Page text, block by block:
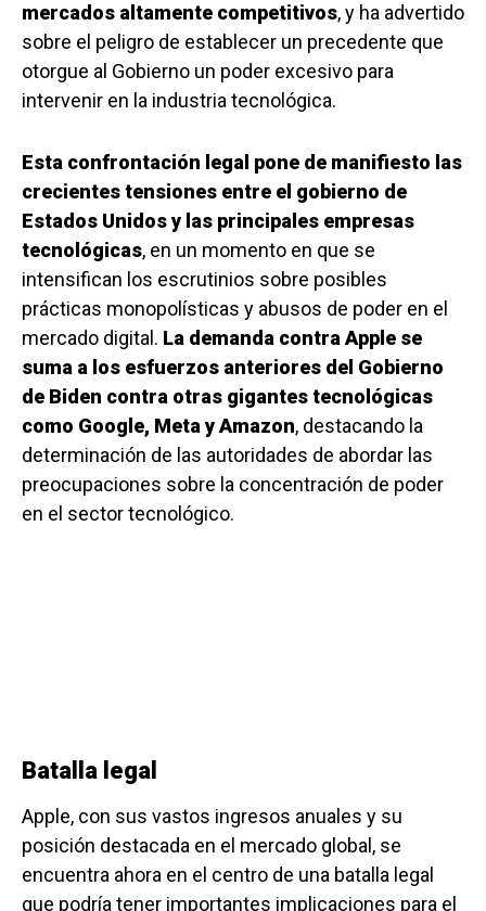
mercados altamente competitivos, y ha advertido
sobre el peligro de establecer un precedente que
otorgue al Gobierno un poder excesivo para
intervenir en la industria tecnológica.
Esta confrontación legal pone de manifiesto las
crecientes tensiones entre el gobierno de
Estados Unidos y las principales empresas
tecnológicas, en un momento en que se
intensifican los escrutinios sobre posibles
prácticas monopolísticas y abusos de poder en el
mercado digital. La demanda contra Apple se
suma a los esfuerzos anteriores del Gobierno
de Biden contra otras gigantes tecnológicas
como Google, Meta y Amazon, destacando la
determinación de las autoridades de abordar las
preocupaciones sobre la concentración de poder
en el sector tecnológico.
Batalla legal
Apple, con sus vastos ingresos anuales y su
posición destacada en el mercado global, se
encuentra ahora en el centro de una batalla legal
que podría tener importantes implicaciones para el